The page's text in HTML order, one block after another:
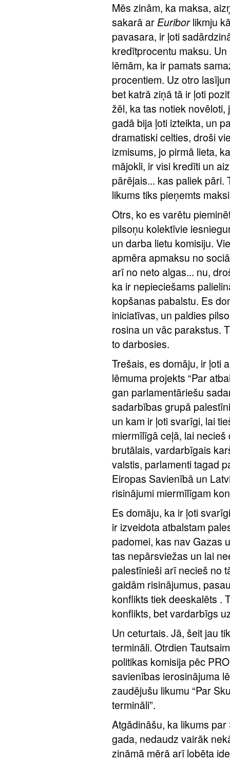
Mēs zinām, ka maksa,
sakarā arEuriborlikmju
pavasara, ir ļoti
kredītprocentu maksu.
lēmām, ka ir pamats
procentiem. Uz otro
bet katrā ziņā tā ir ļoti
žēl, ka tas notiek
gadā bija ļoti izteikta, un
dramatiski celties, droši
izmisums, jo pirmā lieta,
mājokli, ir visi kredīti un
pārējais... kas paliek pāri.
likums tiks pieņemts
Otrs, ko es varētu
pilsoņu kolektīvie
un darba lietu komisiju.
apmēra apmaksu no
arī no neto algas... nu,
ka ir nepieciešams
kopšanas pabalstu. Es
iniciatīvas, un paldies
rosina un vāc parakstus.
to darbosies.
Trešais, es domāju, ir ļoti
lēmuma projekts “Par
gan parlamentāriešu
sadarbības grupā
un kam ir ļoti svarīgi, lai
miermīlīgā ceļā, lai
brutālais, vardarbīgais
valstis, parlamenti tagad
Eiropas Savienībā un
risinājumi miermīlīgam
Es domāju, ka ir ļoti
ir izveidota atbalstam
padomei, kas nav Gazas
tas nepārsviežas un lai
palestīnieši arī necieš no
gaidām risinājumus,
konflikts tiek deeskalēts .
konflikts, bet vardarbīgs
Un ceturtais. Jā, šeit jau
termināli. Otrdien
politikas komisija pēc
savienības ierosinājuma
zaudējušu likumu “Par
termināli”.
Atgādināšu, ka likums
gada, nedaudz vairāk
zināmā mērā arī lobēta